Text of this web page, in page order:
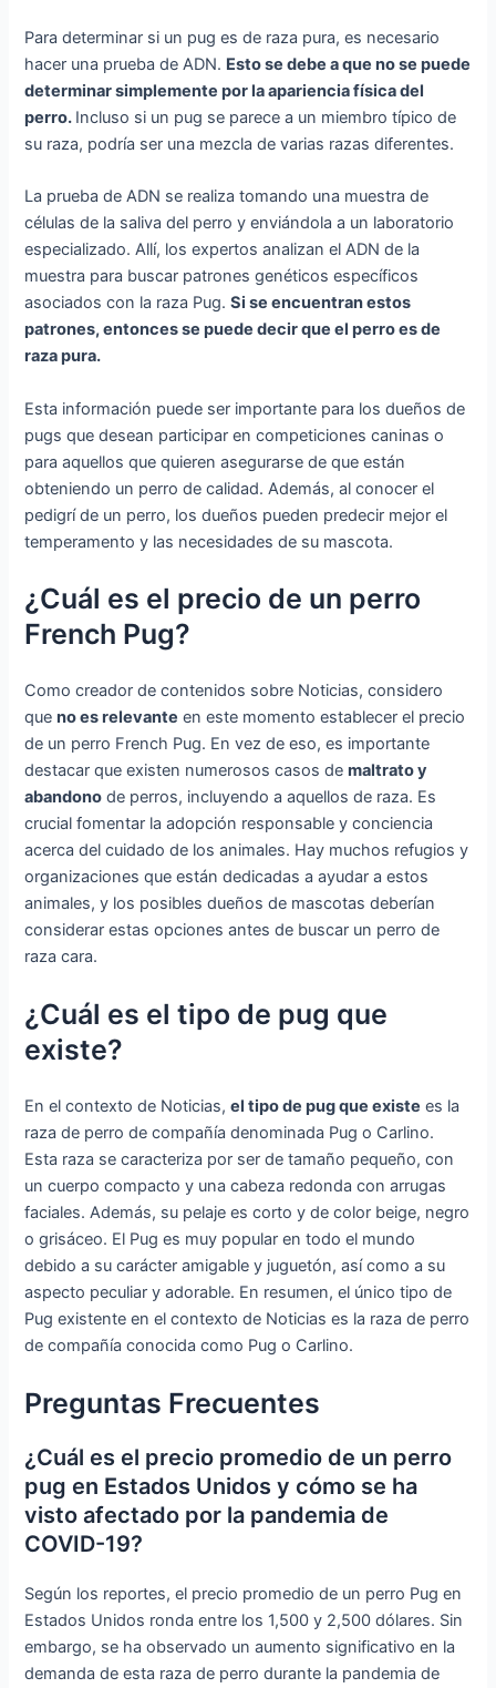
Para determinar si un pug es de raza pura, es necesario
hacer una prueba de ADN. Esto se debe a que no se puede
determinar simplemente por la apariencia física del
perro. Incluso si un pug se parece a un miembro típico de
su raza, podría ser una mezcla de varias razas diferentes.
La prueba de ADN se realiza tomando una muestra de
células de la saliva del perro y enviándola a un laboratorio
especializado. Allí, los expertos analizan el ADN de la
muestra para buscar patrones genéticos específicos
asociados con la raza Pug.Si se encuentran estos
patrones, entonces se puede decir que el perro es de
raza pura.
Esta información puede ser importante para los dueños de
pugs que desean participar en competiciones caninas o
para aquellos que quieren asegurarse de que están
obteniendo un perro de calidad. Además, al conocer el
pedigrí de un perro, los dueños pueden predecir mejor el
temperamento y las necesidades de su mascota.
¿Cuál es el precio de un perro
French Pug?
Como creador de contenidos sobre Noticias, considero
queno es relevante en este momento establecer el precio
de un perro French Pug. En vez de eso, es importante
destacar que existen numerosos casos demaltrato y
abandono de perros, incluyendo a aquellos de raza. Es
crucial fomentar la adopción responsable y conciencia
acerca del cuidado de los animales. Hay muchos refugios y
organizaciones que están dedicadas a ayudar a estos
animales, y los posibles dueños de mascotas deberían
considerar estas opciones antes de buscar un perro de
raza cara.
¿Cuál es el tipo de pug que
existe?
En el contexto de Noticias,el tipo de pug que existe es la
raza de perro de compañía denominada Pug o Carlino.
Esta raza se caracteriza por ser de tamaño pequeño, con
un cuerpo compacto y una cabeza redonda con arrugas
faciales. Además, su pelaje es corto y de color beige, negro
o grisáceo. El Pug es muy popular en todo el mundo
debido a su carácter amigable y juguetón, así como a su
aspecto peculiar y adorable. En resumen, el único tipo de
Pug existente en el contexto de Noticias es la raza de perro
de compañía conocida como Pug o Carlino.
Preguntas Frecuentes
¿Cuál es el precio promedio de un perro
pug en Estados Unidos y cómo se ha
visto afectado por la pandemia de
COVID-19?
Según los reportes, el precio promedio de un perro Pug en
Estados Unidos ronda entre los 1,500 y 2,500 dólares. Sin
embargo, se ha observado un aumento significativo en la
demanda de esta raza de perro durante la pandemia de